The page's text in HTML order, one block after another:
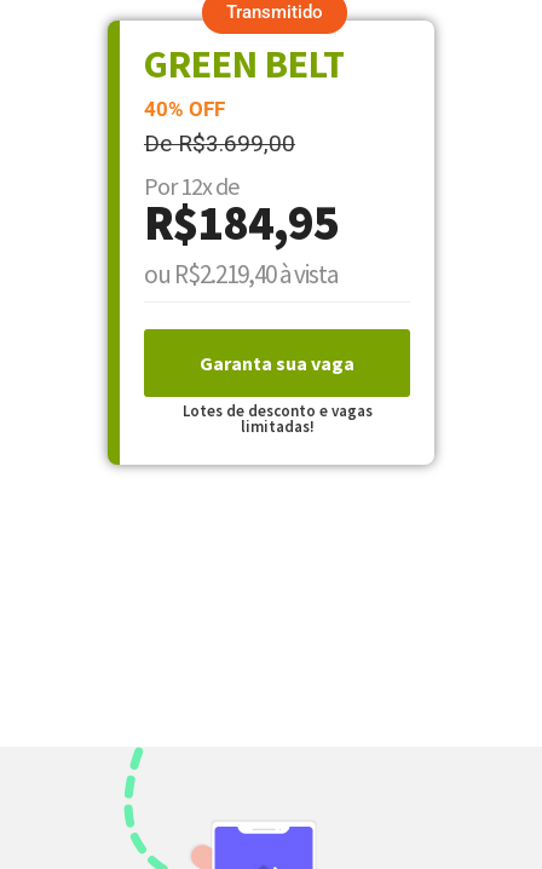
Transmitido
GREEN BELT
40% OFF
De R$3.699,00
Por 12x de
R$184,95
ou R$2.219,40 à vista
Garanta sua vaga
Lotes de desconto e vagas
limitadas!